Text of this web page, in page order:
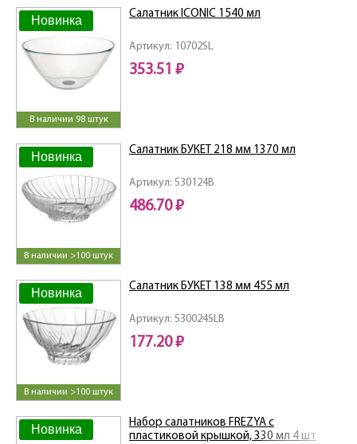
Новинка
В наличии 98 штук
Артикул: 10702SL
Салатник ICONIC 1540 мл
353.51 ₽
Новинка
В наличии >100 штук
Артикул: 530124B
Салатник БУКЕТ 218 мм 1370 мл
486.70 ₽
Новинка
В наличии >100 штук
Артикул: 530024SLB
Салатник БУКЕТ 138 мм 455 мл
177.20 ₽
Новинка
Набор салатников FREZYA с
пластиковой крышкой, 330 мл 4 шт